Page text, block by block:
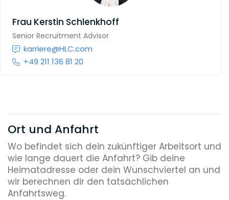
Frau Kerstin Schlenkhoff
Senior Recruitment Advisor
karriere@HLC.com
+49 211 136 81 20
Ort und Anfahrt
Wo befindet sich dein zukünftiger Arbeitsort und
wie lange dauert die Anfahrt? Gib deine
Heimatadresse oder dein Wunschviertel an und
wir berechnen dir den tatsächlichen
Anfahrtsweg.